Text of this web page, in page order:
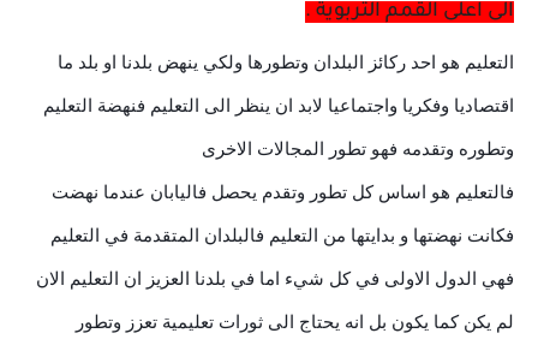
الى اعلى القمم التربوية .
التعليم هو احد ركائز البلدان وتطورها ولكي ينهض بلدنا او بلد ما
اقتصاديا وفكريا واجتماعيا لابد ان ينظر الى التعليم فنهضة التعليم
وتطوره وتقدمه فهو تطور المجالات الاخرى
فالتعليم هو اساس كل تطور وتقدم يحصل فاليابان عندما نهضت
فكانت نهضتها و بدايتها من التعليم فالبلدان المتقدمة في التعليم
فهي الدول الاولى في كل شيء اما في بلدنا العزيز ان التعليم الان
لم يكن كما يكون بل انه يحتاج الى ثورات تعليمية تعزز وتطور